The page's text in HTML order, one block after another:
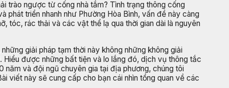
trào ngược từ cống nhà tắm? Tình trạng thông cống
phát triển nhanh như Phường Hòa Bình, vấn đề này càng
tóc, rác thải và các vật thể lạ qua thời gian dài là nguyên
giải pháp tạm thời này không những không giải
được những bất tiện và lo lắng đó, dịch vụ thông tắc
năm và đội ngũ chuyên gia tại địa phương, chúng tôi
viết này sẽ cung cấp cho bạn cái nhìn tổng quan về các